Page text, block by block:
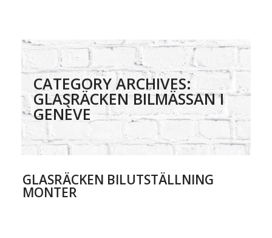
CATEGORY ARCHIVES:
GLASRÄCKEN BILMÄSSAN I
GENÈVE
GLASRÄCKEN BILUTSTÄLLNING
MONTER